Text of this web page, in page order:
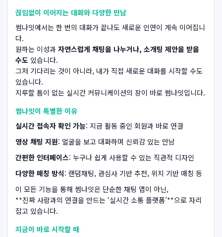
끊임없이 이어지는 대화와 다양한 만남
썸나잇에서는 한 번의 대화가 끝나도 새로운 인연이 계속 이어집니
다.
원하는 이성과 자연스럽게 채팅을 나누거나, 소개팅 제안을 받을
수도 있습니다.
그저 기다리는 것이 아니라, 내가 직접 새로운 대화를 시작할 수도
있습니다.
지루할 틈이 없는 실시간 커뮤니케이션의 장이 바로 썸나잇입니다.
썸나잇이 특별한 이유
실시간 접속자 확인 가능: 지금 활동 중인 회원과 바로 연결
영상 채팅 지원: 얼굴을 보고 대화하며 신뢰감 있는 만남
간편한 인터페이스: 누구나 쉽게 사용할 수 있는 직관적 디자인
다양한 매칭 방식: 랜덤채팅, 관심사 기반 추천, 위치 기반 매칭 등
이 모든 기능을 통해 썸나잇은 단순한 채팅 앱이 아닌,
**진짜 사람과의 연결을 만드는 ‘실시간 소통 플랫폼’**으로 자리
잡고 있습니다.
지금이 바로 시작할 때